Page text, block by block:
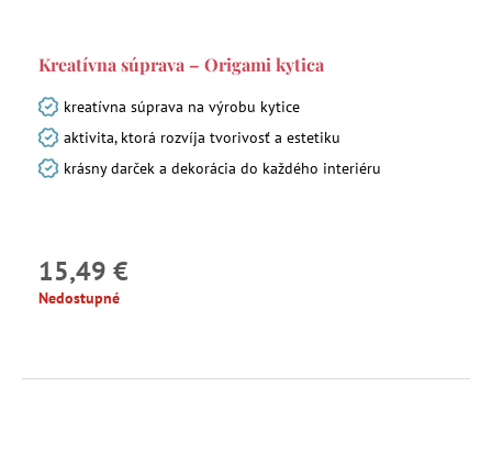
Kreatívna súprava – Origami kytica
kreatívna súprava na výrobu kytice
aktivita, ktorá rozvíja tvorivosť a estetiku
krásny darček a dekorácia do každého interiéru
15,49 €
Nedostupné